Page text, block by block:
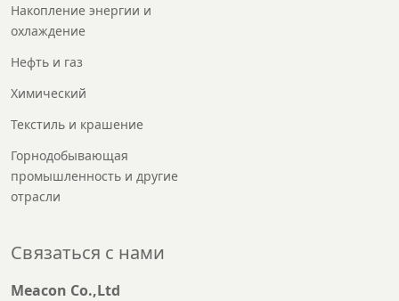
Накопление энергии и
охлаждение
Нефть и газ
Химический
Текстиль и крашение
Горнодобывающая
промышленность и другие
отрасли
Связаться с нами
Meacon Co.,Ltd